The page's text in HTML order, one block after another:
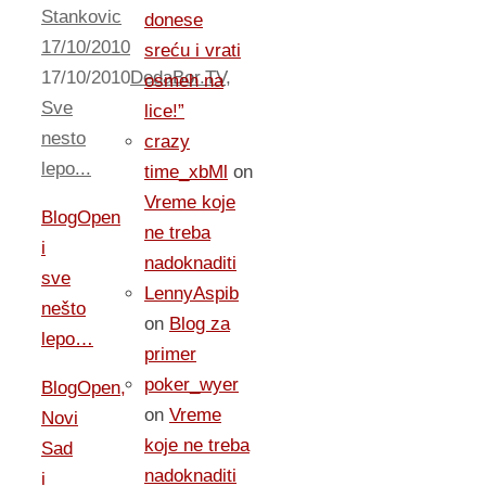
Stankovic
17/10/2010
17/10/2010DedaBor.TV,
Sve
nesto
lepo...
BlogOpen
i
sve
nešto
lepo…
BlogOpen,
Novi
Sad
i
donese
sreću i vrati
osmeh na
lice!”
crazy
time_xbMl on
Vreme koje
ne treba
nadoknaditi
LennyAspib
on Blog za
primer
poker_wyer
on Vreme
koje ne treba
nadoknaditi